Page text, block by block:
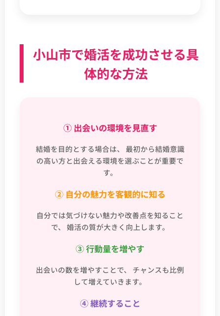
小山市で婚活を成功させる具
体的な方法
① 出会いの環境を見直す
結婚を目的とする場合は、 最初から結婚意識
の高い方と出会える環境を選ぶことが重要で
す。
② 自分の魅力を客観的に知る
自分では気づけない魅力や改善点を知ること
で、 婚活の質が大きく向上します。
③ 行動量を増やす
出会いの数を増やすことで、 チャンスも比例
して増えていきます。
④ 継続すること